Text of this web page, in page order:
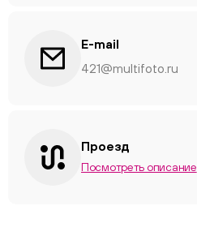
E-mail
421@multifoto.ru
Проезд
Посмотреть описание